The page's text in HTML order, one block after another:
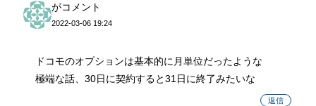
がコメント
2022-03-06 19:24
ドコモのオプションは基本的に月単位だったような
極端な話、30日に契約すると31日に終了みたいな
返信